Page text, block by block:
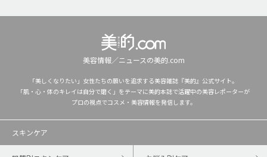
美容情報／ニュースの美的.com
「美しくなりたい」女性たちの願いを追求する美容雑誌『美的』公式サイト。
「肌・心・体のキレイは自分で磨く」をテーマに美的本誌で活躍中の美容レポーターが
プロの視点でコスメ・美容情報を発信します。
スキンケア